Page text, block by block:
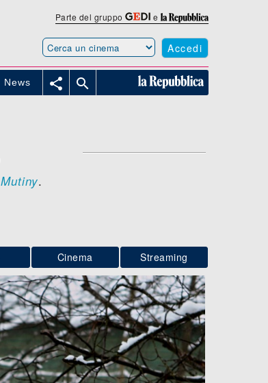
Parte del gruppo e
Accedi
News  
Mutiny.
Cinema Streaming